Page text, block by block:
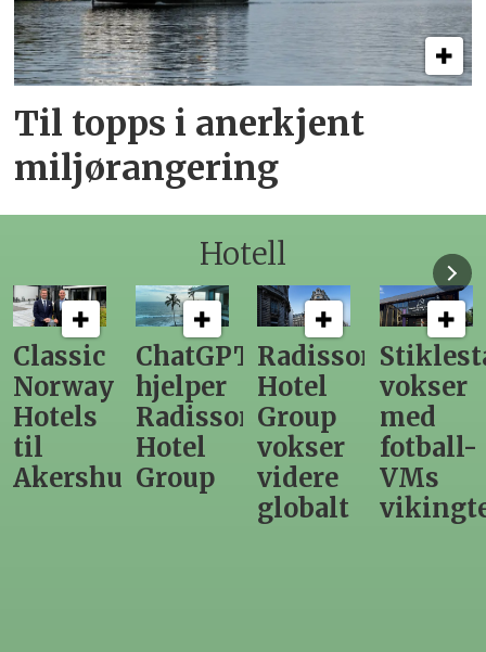
Til topps i anerkjent
miljørangering
Hotell
ChatGPT
hjelper
Radisson
Hotel
Group
Radisson
Hotel
Group
vokser
videre
Stiklestad
vokser
med
fotball-
VMs
vikingtematikk
Fra
direktør
til
nytt